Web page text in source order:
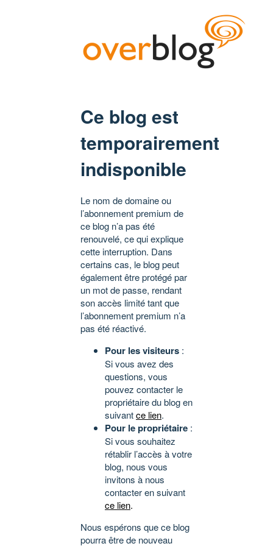
Ce blog est
temporairement
indisponible
Le nom de domaine ou
l’abonnement premium de
ce blog n’a pas été
renouvelé, ce qui explique
cette interruption. Dans
certains cas, le blog peut
également être protégé par
un mot de passe, rendant
son accès limité tant que
l’abonnement premium n’a
pas été réactivé.
Pour les visiteurs :
Si vous avez des
questions, vous
pouvez contacter le
propriétaire du blog en
suivantce lien.
Pour le propriétaire :
Si vous souhaitez
rétablir l’accès à votre
blog, nous vous
invitons à nous
contacter en suivant
ce lien.
Nous espérons que ce blog
pourra être de nouveau